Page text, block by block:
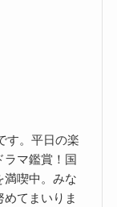
す。平日の楽
ラマ鑑賞！国
満喫中。みな
てまいりま